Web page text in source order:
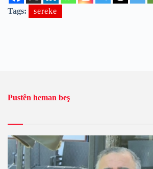
Tags: sereke
Pustên heman beş